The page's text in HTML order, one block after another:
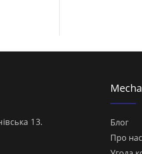
13.
Блог
Про нас